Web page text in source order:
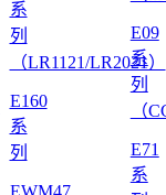
系
列
（LR1121/LR2021）
E160
系
列
EWM47
E09
系
列
（
E71
系